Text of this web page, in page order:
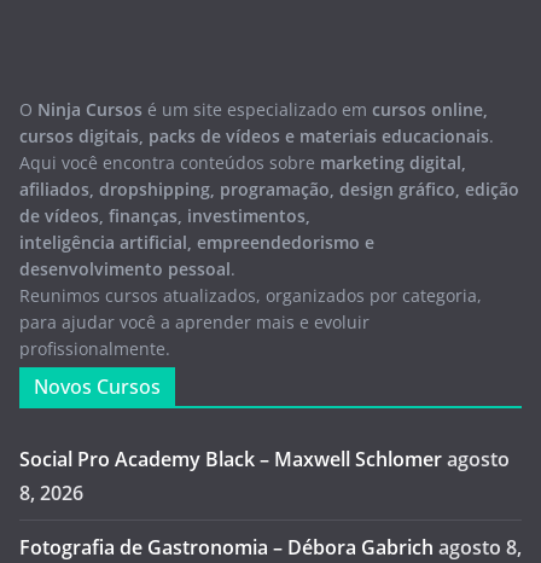
O Ninja Cursos é um site especializado em cursos online,
cursos digitais, packs de vídeos e materiais educacionais.
Aqui você encontra conteúdos sobre marketing digital,
afiliados, dropshipping, programação, design gráfico, edição
de vídeos, finanças, investimentos,
inteligência artificial, empreendedorismo e
desenvolvimento pessoal.
Reunimos cursos atualizados, organizados por categoria,
para ajudar você a aprender mais e evoluir
profissionalmente.
Novos Cursos
Social Pro Academy Black – Maxwell Schlomeragosto
8, 2026
Fotografia de Gastronomia – Débora Gabrich agosto 8,